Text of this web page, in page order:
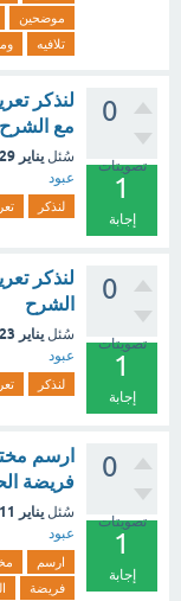
موضحين
تلافيه
0
تصويتات
1
إجابة
لنذكر
مع الشرح
سُئل يناير 29
عبود
لنذكر
0
تصويتات
1
إجابة
لنذكر
الشرح
سُئل يناير 23
عبود
لنذكر
0
تصويتات
1
إجابة
ارسم
فريضة
سُئل يناير 11
عبود
ارسم
فريضة